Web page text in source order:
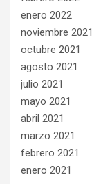
enero 2022
noviembre 2021
octubre 2021
agosto 2021
julio 2021
mayo 2021
abril 2021
marzo 2021
febrero 2021
enero 2021